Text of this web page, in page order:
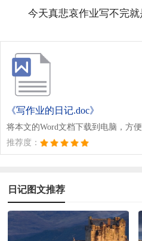
今天真悲哀作业写不完就
《写作业的日记.doc》
将本文的Word文档下载到电脑，方
推荐度：
日记图文推荐